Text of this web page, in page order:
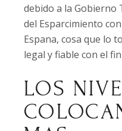
debido a la
del Esparcimiento
Espana, cosa que lo
legal y fiable con el
LOS